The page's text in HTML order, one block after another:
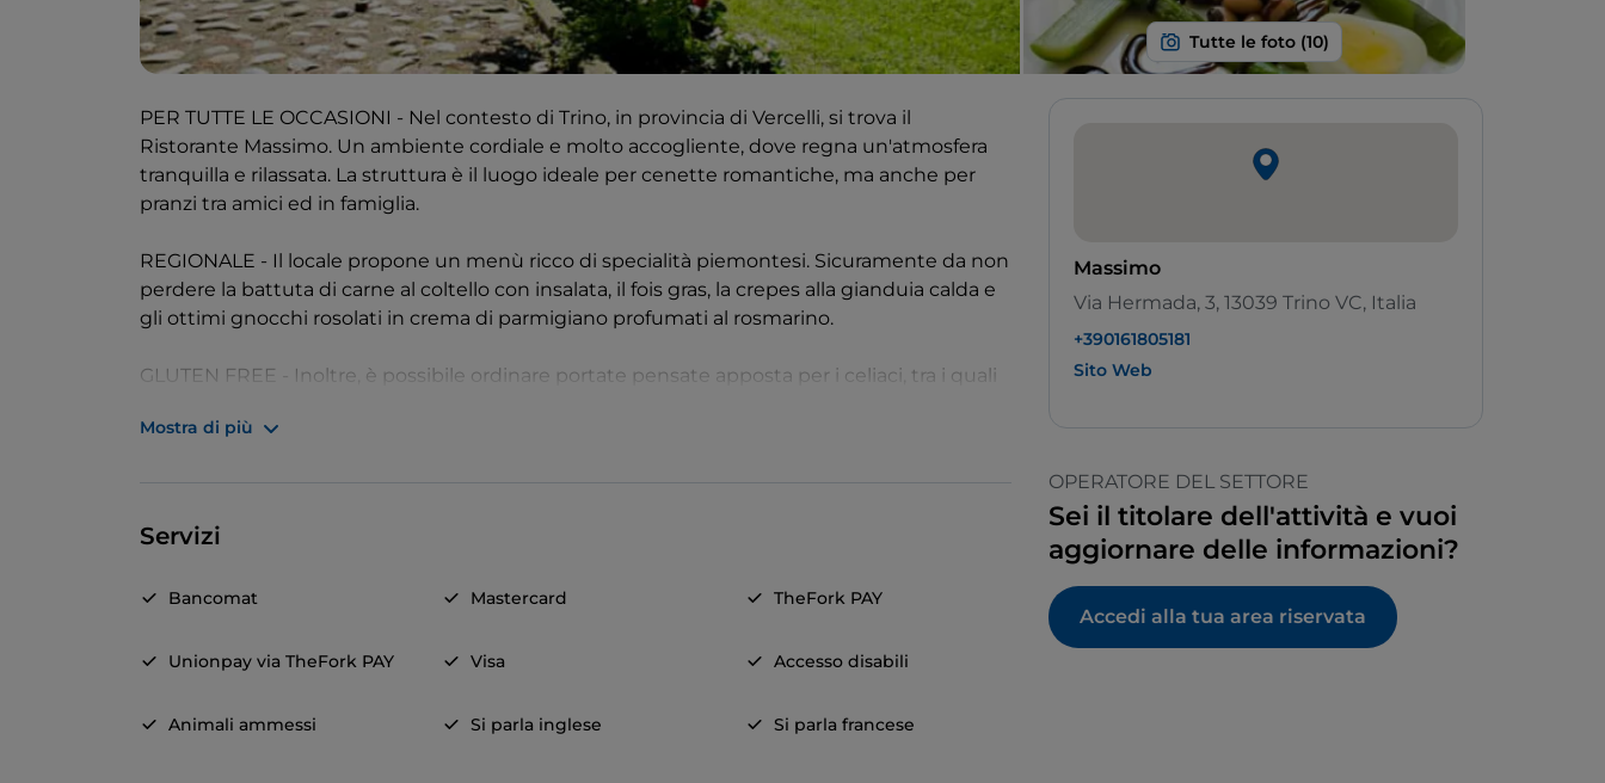
PER TUTTE LE OCCASIONI - Nel contesto di Trino, in provincia di Vercelli, si trova il
Ristorante Massimo. Un ambiente cordiale e molto accogliente, dove regna un'atmosfera
tranquilla e rilassata. La struttura è il luogo ideale per cenette romantiche, ma anche per
pranzi tra amici ed in famiglia.
REGIONALE - Il locale propone un menù ricco di specialità piemontesi. Sicuramente da non
perdere la battuta di carne al coltello con insalata, il fois gras, la crepes alla gianduia calda e
gli ottimi gnocchi rosolati in crema di parmigiano profumati al rosmarino.
GLUTEN FREE - Inoltre, è possibile ordinare portate pensate apposta per i celiaci, tra i quali
assaggi, una degustazione con vitello tonnato, crema di robiola con noci e pere speziati e
Mostra di più
Servizi
Bancomat Mastercard TheFork PAY
Unionpay via TheFork PAY Visa Accesso disabili
Animali ammessi Si parla inglese Si parla francese
Massimo
Via Hermada, 3, 13039 Trino VC, Italia
+390161805181
Sito Web
OPERATORE DEL SETTORE
Sei il titolare dell'attività e vuoi
aggiornare delle informazioni?
Accedi alla tua area riservata